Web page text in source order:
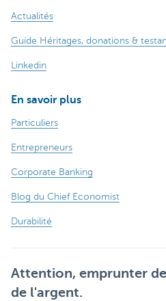
Actualités
Guide Héritages, donations &
Linkedin
En savoir plus
Particuliers
Entrepreneurs
Corporate Banking
Blog du Chief Economist
Durabilité
Attention, emprunter
de l'argent.